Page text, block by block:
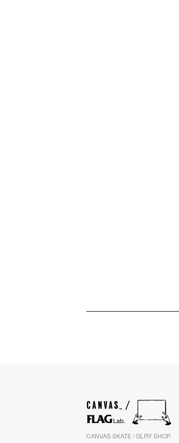
CANVAS SKATE / GLRY SHOP.